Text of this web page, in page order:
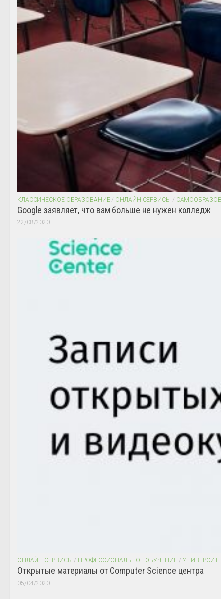
КЛАССИЧЕСКОЕ ОБРАЗОВАНИЕ / ОНЛАЙН СЕРВИСЫ /
Google заявляет, что вам больше не нужен колледж
22/08/2020
ОНЛАЙН СЕРВИСЫ / ПРОФЕССИОНАЛЬНОЕ ОБУЧЕНИЕ /
Открытые материалы от Computer Science центра
05/04/2020